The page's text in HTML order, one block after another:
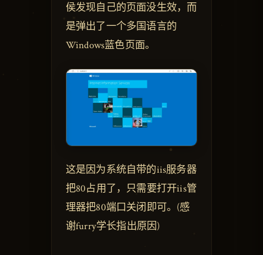
侯发现自己的页面没生效，而
是弹出了一个多国语言的
Windows蓝色页面。
这是因为系统自带的iis服务器
把80占用了，只需要打开iis管
理器把80端口关闭即可。(感
谢furry学长指出原因)